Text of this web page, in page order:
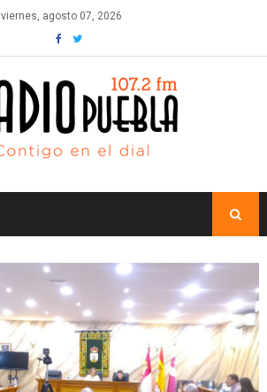
viernes, agosto 07, 2026